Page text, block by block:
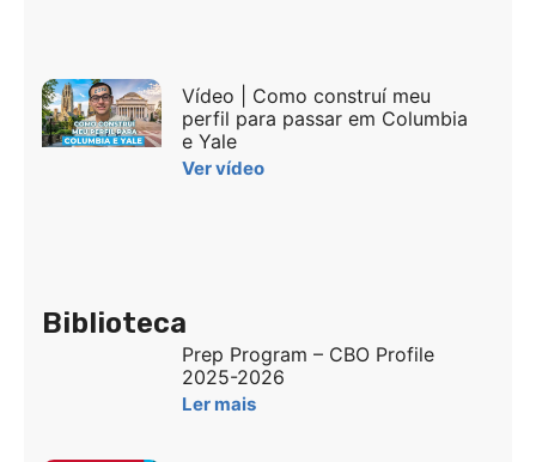
Vídeo | Como construí meu
perfil para passar em Columbia
e Yale
Ver vídeo
Biblioteca
Prep Program – CBO Profile
2025-2026
Ler mais